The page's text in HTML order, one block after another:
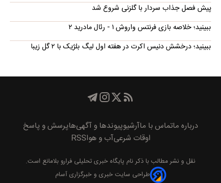
پیش فصل جذاب سردار با گلزنی شروع شد
ببینید؛ خلاصه بازی فرنتس واروش ۱ - رئال مادرید ۲
ببینید؛ درخشش دنیس اکرت در هفته اول لیگ بلژیک با ۲ گل زیبا
درباره ماتماس با ماآرشیوپیوند‌ها و آگهی‌هاپرسش و پاسخ
اوقات شرعیآب و هواRSS
نقل و نشر مطالب با ذکر نام پايگاه خبری تحليلی فرارو بلامانع است.
طراحی سایت خبری و خبرگزاری آسام